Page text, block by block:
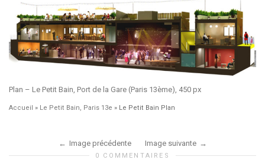
Plan – Le Petit Bain, Port de la Gare (Paris 13ème), 450 px
Accueil » Le Petit Bain, Paris 13e » Le Petit Bain Plan
Image précédente Image suivante
0 COMMENTAIRES